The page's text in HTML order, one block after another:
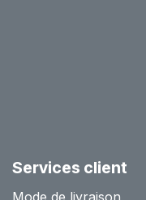
Services client
Mode de livraison